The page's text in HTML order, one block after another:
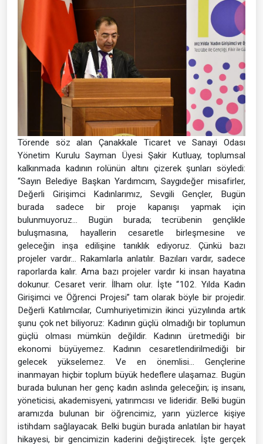
Törende söz alan Çanakkale Ticaret ve Sanayi Odası
Yönetim Kurulu Sayman Üyesi Şakir Kutluay, toplumsal
kalkınmada kadının rolünün altını çizerek şunları söyledi:
“Sayın Belediye Başkan Yardımcım, Saygıdeğer misafirler,
Değerli Girişimci Kadınlarımız, Sevgili Gençler, Bugün
burada sadece bir proje kapanışı yapmak için
bulunmuyoruz… Bugün burada; tecrübenin gençlikle
buluşmasına, hayallerin cesaretle birleşmesine ve
geleceğin inşa edilişine tanıklık ediyoruz. Çünkü bazı
projeler vardır… Rakamlarla anlatılır. Bazıları vardır, sadece
raporlarda kalır. Ama bazı projeler vardır ki insan hayatına
dokunur. Cesaret verir. İlham olur. İşte “102. Yılda Kadın
Girişimci ve Öğrenci Projesi” tam olarak böyle bir projedir.
Değerli Katılımcılar, Cumhuriyetimizin ikinci yüzyılında artık
şunu çok net biliyoruz: Kadının güçlü olmadığı bir toplumun
güçlü olması mümkün değildir. Kadının üretmediği bir
ekonomi büyüyemez. Kadının cesaretlendirilmediği bir
gelecek yükselemez. Ve en önemlisi… Gençlerine
inanmayan hiçbir toplum büyük hedeflere ulaşamaz. Bugün
burada bulunan her genç kadın aslında geleceğin; iş insanı,
yöneticisi, akademisyeni, yatırımcısı ve lideridir. Belki bugün
aramızda bulunan bir öğrencimiz, yarın yüzlerce kişiye
istihdam sağlayacak. Belki bugün burada anlatılan bir hayat
hikayesi, bir gencimizin kaderini değiştirecek. İşte gerçek